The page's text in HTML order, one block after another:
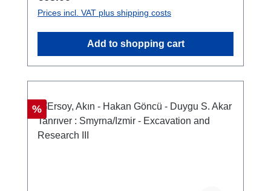
Prices incl. VAT plus shipping costs
Add to shopping cart
Discount
%